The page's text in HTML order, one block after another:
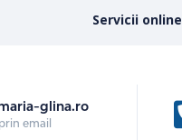
Servicii online
glina.ro
email